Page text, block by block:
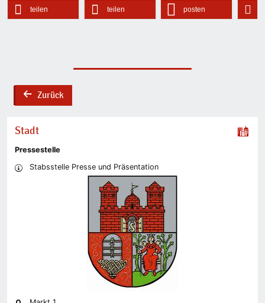
teilen teilen posten
backZurück
Stadt
Pressestelle
Stabsstelle Presse und Präsentation